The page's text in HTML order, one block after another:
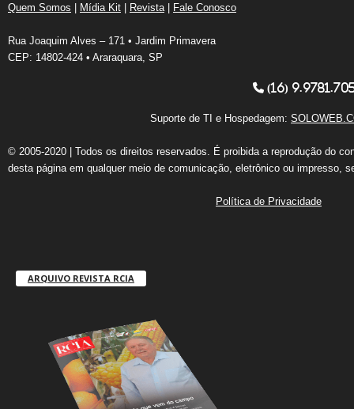
Quem Somos | Mídia Kit | Revista | Fale Conosco
Rua Joaquim Alves – 171 • Jardim Primavera
CEP: 14802-424 • Araraquara, SP
(16)
Suporte de TI e Hospedagem:
© 2005-2020 | Todos os direitos reservados. É proibida a reprodução do
desta página em qualquer meio de comunicação, eletrônico ou impresso,
Política de Privacidade
ARQUIVO REVISTA RCIA